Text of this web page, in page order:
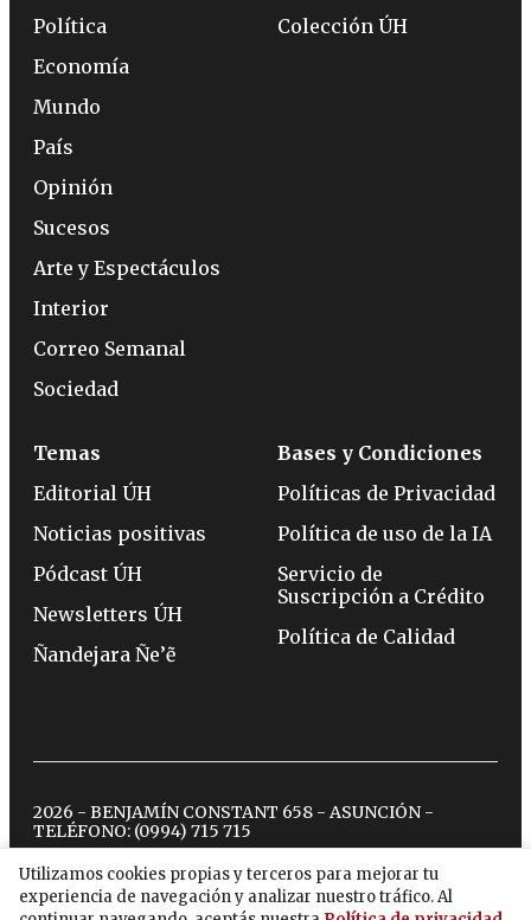
Utilizamos cookies propias y terceros para mejorar tu
experiencia de navegación y analizar nuestro tráfico. Al
Política
Economía
Mundo
País
Opinión
Sucesos
Arte y Espectáculos
Interior
Correo Semanal
Sociedad
Colección ÚH
Temas
Editorial ÚH
Noticias positivas
Pódcast ÚH
Newsletters ÚH
Ñandejara Ñe’ẽ
Bases y Condiciones
Políticas de Privacidad
Política de uso de la IA
Servicio de
Suscripción a Crédito
Política de Calidad
2026 - BENJAMÍN CONSTANT 658 - ASUNCIÓN -
TELÉFONO: (0994) 715 715
twitterinstagram
facebook
tiktokyoutubespotify